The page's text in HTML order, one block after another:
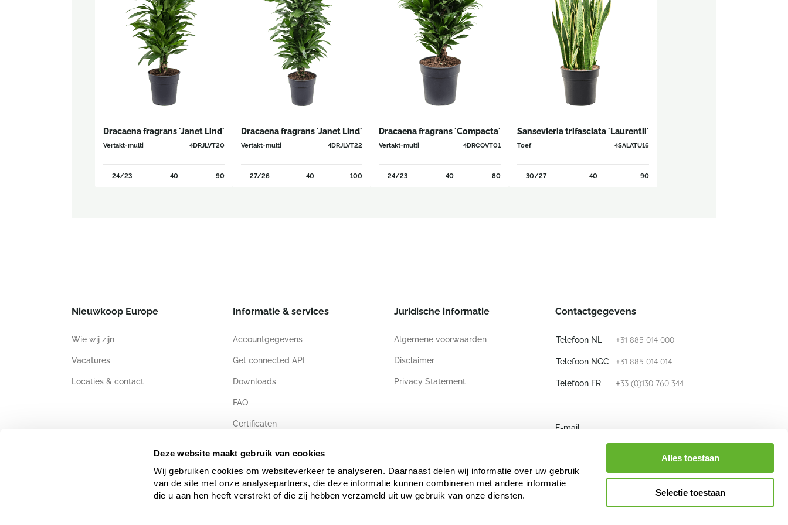
Deze website maakt gebruik van cookies
Wij gebruiken cookies om websiteverkeer te analyseren. Daarnaast delen wij informatie over uw gebruik
van de site met onze analysepartners, die deze informatie kunnen combineren met andere informatie
die u aan hen heeft verstrekt of die zij hebben verzameld uit uw gebruik van onze diensten.
Alles toestaan
Selectie toestaan
Dracaena fragrans 'Janet Lind'
Vertakt-multi 4DRJLVT20
24/23 40 90
Dracaena fragrans 'Janet Lind'
Vertakt-multi 4DRJLVT22
27/26 40 100
Dracaena fragrans 'Compacta'
Vertakt-multi 4DRCOVT01
24/23 40 80
Sansevieria trifasciata 'Laurentii'
Toef 4SALATU16
30/27 40 90
Nieuwkoop Europe
Wie wij zijn
Vacatures
Locaties & contact
Informatie & services
Accountgegevens
Get connected API
Downloads
FAQ
Certificaten
Juridische informatie
Algemene voorwaarden
Disclaimer
Privacy Statement
Contactgegevens
Telefoon NL +31 885 014 000
Telefoon NGC +31 885 014 014
Telefoon FR +33 (0)130 760 344
E-mail
info@nieuwkoop-europe.com
Volg ons